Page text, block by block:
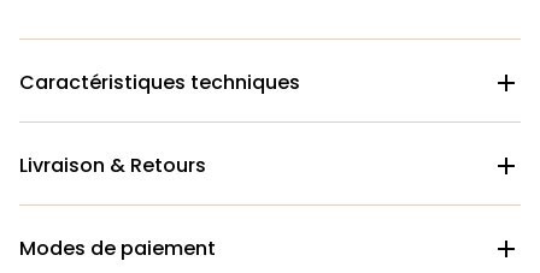
Caractéristiques techniques 
Livraison & Retours 
Modes de paiement 